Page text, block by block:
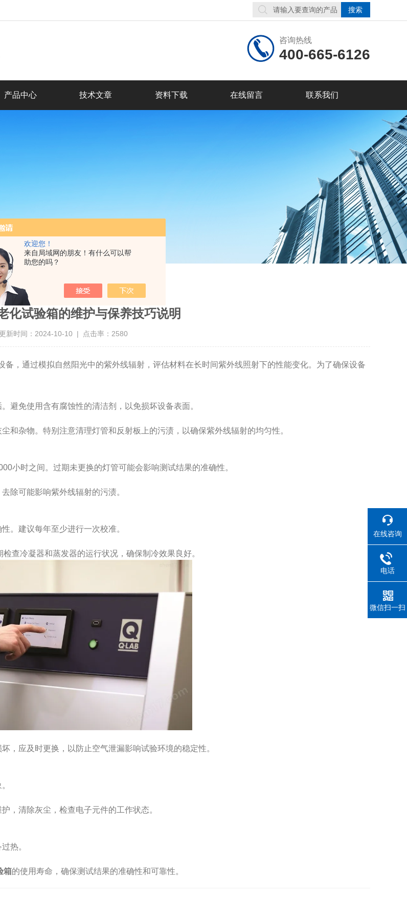
欢迎您！
来自局域网的朋友！有什么可以帮
助您的吗？
咨询热线
400-665-6126
产品中心 技术文章 资料下载 在线留言 联系我们
说明
化试验箱的维护与保养技巧说明
更新时间：2024-10-10 | 点击率：2580
备，通过模拟自然阳光中的紫外线辐射，评估材料在长时间紫外线照射下的性能变化。为了确保设备
免使用含有腐蚀性的清洁剂，以免损坏设备表面。
杂物。特别注意清理灯管和反射板上的污渍，以确保紫外线辐射的均匀性。
时之间。过期未更换的灯管可能会影响测试结果的准确性。
可能影响紫外线辐射的污渍。
建议每年至少进行一次校准。
检查冷凝器和蒸发器的运行状况，确保制冷效果良好。
应及时更换，以防止空气泄漏影响试验环境的稳定性。
清除灰尘，检查电子元件的工作状态。
热。
箱的使用寿命，确保测试结果的准确性和可靠性。
在线咨询
电话
微信扫一扫